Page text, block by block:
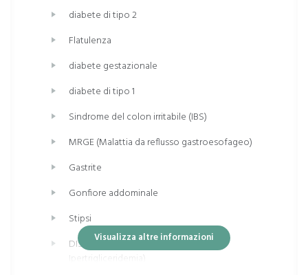
diabete di tipo 2
Flatulenza
diabete gestazionale
diabete di tipo 1
Sindrome del colon irritabile (IBS)
MRGE (Malattia da reflusso gastroesofageo)
Gastrite
Gonfiore addominale
Stipsi
DISLIPIDEMIE (Ipercolesterolemia;
Ipertrigliceridemia)
Visualizza altre informazioni